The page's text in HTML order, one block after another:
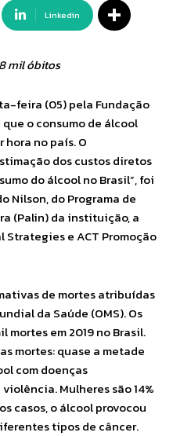
Linkedin
mil óbitos
feira (05) pela Fundação
o consumo de álcool
hora no país. O
dos custos diretos
do álcool no Brasil”, foi
Nilson, do Programa de
(Palin) da instituição, a
e ACT Promoção
de mortes atribuídas
da Saúde (OMS). Os
mortes em 2019 no Brasil.
mortes: quase a metade
com doenças
Mulheres são 14%
casos, o álcool provocou
tipos de câncer.